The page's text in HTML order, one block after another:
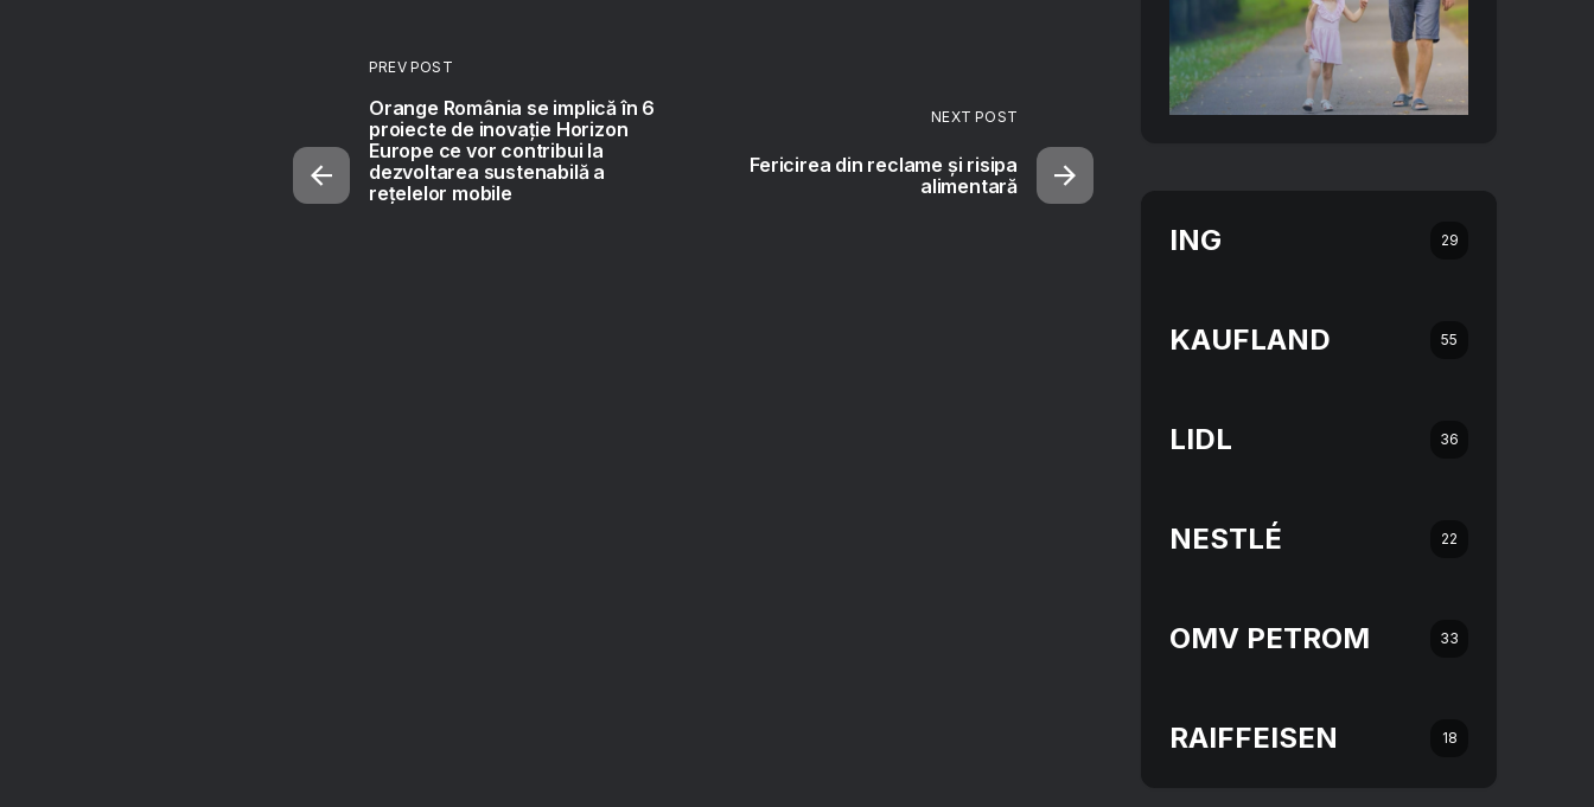
PREV POST
Orange România se implică în 6
proiecte de inovație Horizon
Europe ce vor contribui la
dezvoltarea sustenabilă a
rețelelor mobile
NEXT POST
Fericirea din reclame și risipa
alimentară
ING 29
KAUFLAND 55
LIDL 36
NESTLÉ 22
OMV PETROM 33
RAIFFEISEN 18